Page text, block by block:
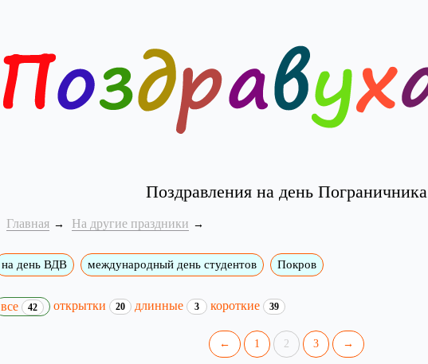
Поздравления на день Пограничника
Главная На другие праздники
на день ВДВ международный день студентов Покров
все 42 открытки 20 длинные 3 короткие 39
← 1 2 3 →